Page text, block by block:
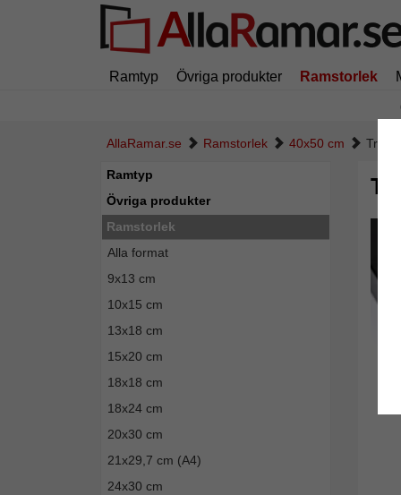
Ramtyp Övriga produkter Ramstorlek
AllaRamar.se Ramstorlek 40x50 cm
Ramtyp
Övriga produkter
Ramstorlek
Alla format
9x13 cm
10x15 cm
13x18 cm
15x20 cm
18x18 cm
18x24 cm
20x30 cm
21x29,7 cm (A4)
24x30 cm